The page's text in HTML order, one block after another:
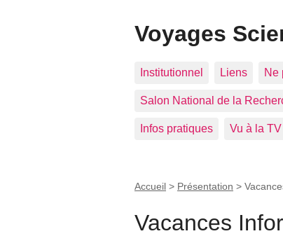
Voyages
Institutionnel Liens Ne
Salon National de la
Infos pratiques Vu à la TV
Accueil > Présentation >
Vacances